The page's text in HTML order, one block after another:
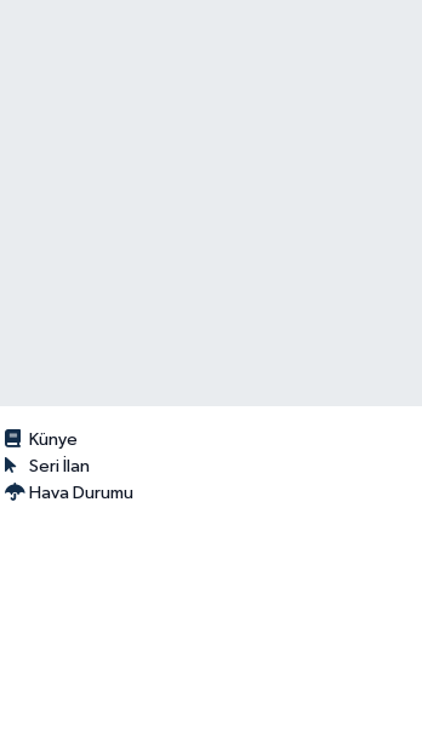
Künye
Seri İlan
Hava Durumu